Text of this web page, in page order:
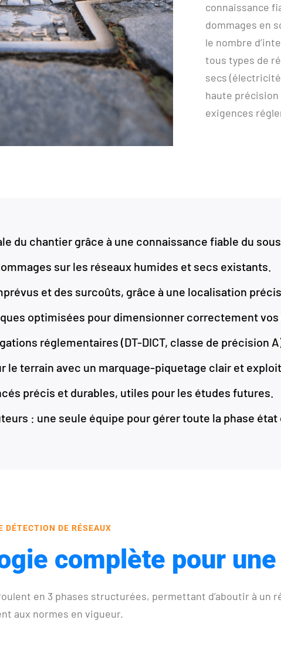
connaissance
dommages en
le nombre
tous types de
secs
haute
exigences
du chantier grâce à une connaissance fiable du
sur les réseaux humides et secs existants.
et des surcoûts, grâce à une localisation
optimisées pour dimensionner correctement vos
réglementaires (DT-DICT, classe de précision
le terrain avec un marquage-piquetage clair et
précis et durables, utiles pour les études futures.
: une seule équipe pour gérer toute la phase état
DÉTECTION DE RÉSEAUX
complète pour
en 3 phases structurées, permettant d’aboutir à un
aux normes en vigueur.